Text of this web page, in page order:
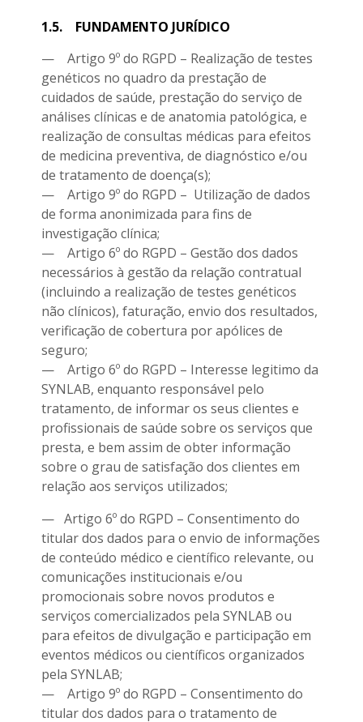
1.5. FUNDAMENTO JURÍDICO
— Artigo 9º do RGPD – Realização de testes
genéticos no quadro da prestação de
cuidados de saúde, prestação do serviço de
análises clínicas e de anatomia patológica, e
realização de consultas médicas para efeitos
de medicina preventiva, de diagnóstico e/ou
de tratamento de doença(s);
— Artigo 9º do RGPD – Utilização de dados
de forma anonimizada para fins de
investigação clínica;
— Artigo 6º do RGPD – Gestão dos dados
necessários à gestão da relação contratual
(incluindo a realização de testes genéticos
não clínicos), faturação, envio dos resultados,
verificação de cobertura por apólices de
seguro;
— Artigo 6º do RGPD – Interesse legitimo da
SYNLAB, enquanto responsável pelo
tratamento, de informar os seus clientes e
profissionais de saúde sobre os serviços que
presta, e bem assim de obter informação
sobre o grau de satisfação dos clientes em
relação aos serviços utilizados;
— Artigo 6º do RGPD – Consentimento do
titular dos dados para o envio de informações
de conteúdo médico e científico relevante, ou
comunicações institucionais e/ou
promocionais sobre novos produtos e
serviços comercializados pela SYNLAB ou
para efeitos de divulgação e participação em
eventos médicos ou científicos organizados
pela SYNLAB;
— Artigo 9º do RGPD – Consentimento do
titular dos dados para o tratamento de